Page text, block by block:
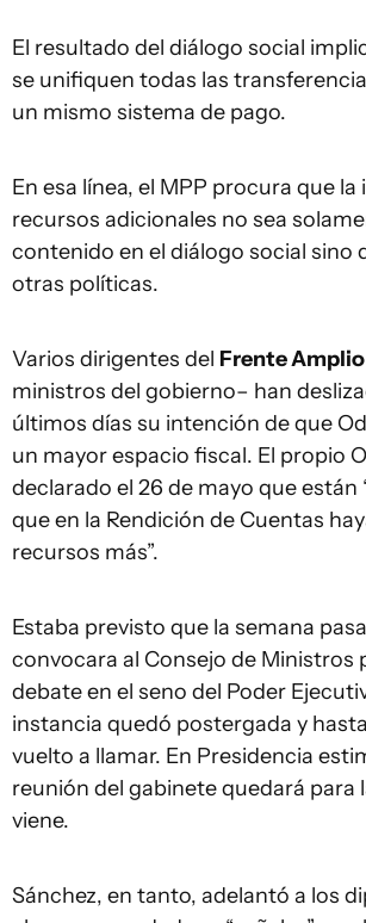
El resultado del diálogo social
se unifiquen todas las
un mismo sistema de pago.
En esa línea, el MPP procura que
recursos adicionales no sea
contenido en el diálogo social sino
otras políticas.
Varios dirigentes del Frente Amplio
ministros del gobierno– han
últimos días su intención de que
un mayor espacio fiscal. El propio
declarado el 26 de mayo que están
que en la Rendición de Cuentas
recursos más”.
Estaba previsto que la semana
convocara al Consejo de Ministros
debate en el seno del Poder
instancia quedó postergada y
vuelto a llamar. En Presidencia
reunión del gabinete quedará para
viene.
Sánchez, en tanto, adelantó a los